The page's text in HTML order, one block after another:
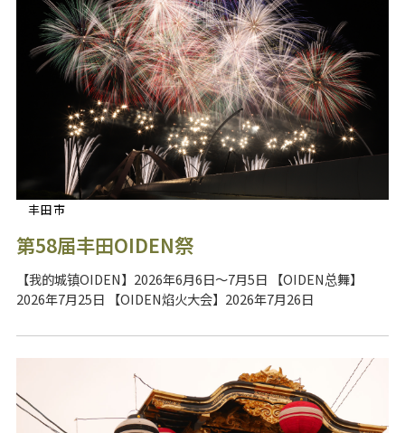
丰田市
第58届丰田OIDEN祭
【我的城镇OIDEN】2026年6月6日～7月5日 【OIDEN总舞】
2026年7月25日 【OIDEN焰火大会】2026年7月26日